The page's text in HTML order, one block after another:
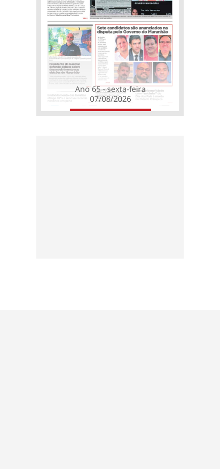
Ano 65 - sexta-feira
07/08/2026